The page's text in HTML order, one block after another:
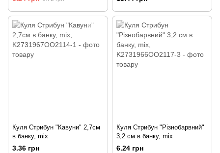
Куля Стрибун "Кавуни" 2,7см
в банку, mix
3.36 грн
Куля Стрибун "Різнобарвний"
3,2 см в банку, mix
6.24 грн